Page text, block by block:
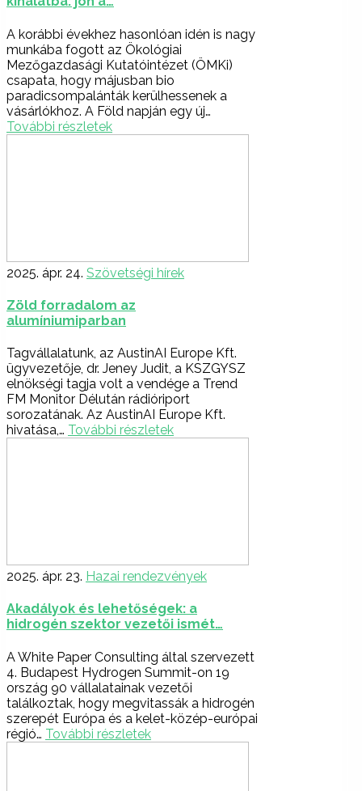
A korábbi évekhez hasonlóan idén is nagy
munkába fogott az Ökológiai
Mezőgazdasági Kutatóintézet (ÖMKi)
csapata, hogy májusban bio
paradicsompalánták kerülhessenek a
vásárlókhoz. A Föld napján egy új…
További részletek
2025. ápr. 24. Szövetségi hírek
Zöld forradalom az
alumíniumiparban
Tagvállalatunk, az AustinAI Europe Kft.
ügyvezetője, dr. Jeney Judit, a KSZGYSZ
elnökségi tagja volt a vendége a Trend
FM Monitor Délután rádióriport
sorozatának. Az AustinAI Europe Kft.
hivatása,… További részletek
2025. ápr. 23. Hazai rendezvények
Akadályok és lehetőségek: a
hidrogén szektor vezetői ismét…
A White Paper Consulting által szervezett
4. Budapest Hydrogen Summit-on 19
ország 90 vállalatainak vezetői
találkoztak, hogy megvitassák a hidrogén
szerepét Európa és a kelet-közép-európai
régió… További részletek